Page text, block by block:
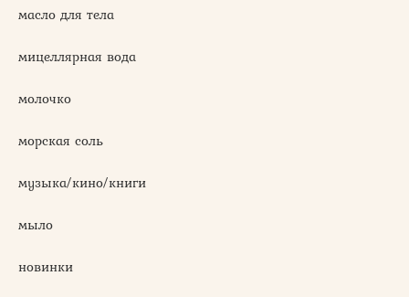
масло для тела
мицеллярная вода
молочко
морская соль
музыка/кино/книги
мыло
новинки